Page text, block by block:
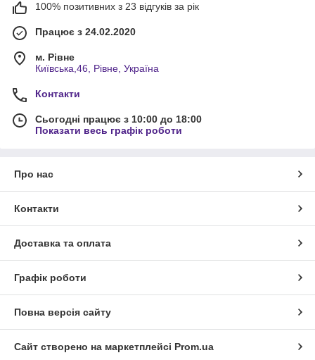
100% позитивних з 23 відгуків за рік
Працює з 24.02.2020
м. Рівне
Київська,46, Рівне, Україна
Контакти
Сьогодні працює з 10:00 до 18:00
Показати весь графік роботи
Про нас
Контакти
Доставка та оплата
Графік роботи
Повна версія сайту
Сайт створено на маркетплейсі Prom.ua